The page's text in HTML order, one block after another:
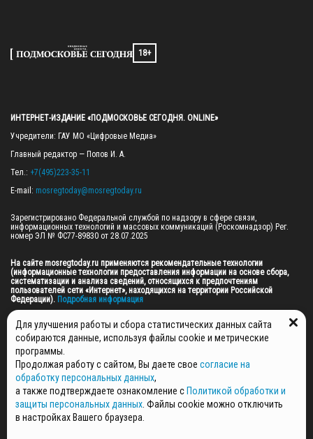
18+
ИНТЕРНЕТ-ИЗДАНИЕ «ПОДМОСКОВЬЕ СЕГОДНЯ. ONLINE»
Учредители: ГАУ МО «Цифровые Медиа»
Главный редактор — Попов И. А.
Тел.: +7(495)223-35-11
E-mail: mosregtoday@mosregtoday.ru
Зарегистрировано Федеральной службой по надзору в сфере связи,
информационных технологий и массовых коммуникаций (Роскомнадзор) Рег.
номер ЭЛ № ФС77-89830 от 28.07.2025
На сайте mosregtoday.ru применяются рекомендательные технологии
(информационные технологии предоставления информации на основе сбора,
систематизации и анализа сведений, относящихся к предпочтениям
пользователей сети «Интернет», находящихся на территории Российской
Федерации). Подробная информация
© 2026 ПРАВА НА ВСЕ МАТЕРИАЛЫ САЙТА ПРИНАДЛЕЖАТ ГАУ МО "ЦИФРОВЫЕ
МЕДИА" (ОГРН: 1255000059467).
ПОЛИТИКА ОБРАБОТКИ И ЗАЩИТЫ ПЕРСОНАЛЬНЫХ ДАННЫХ
НОВОСТИ
ГАЗЕТЫ
РЕКЛАМОДАТЕЛЯМ
Для улучшения работы и сбора статистических данных сайта
собираются данные, используя файлы cookie и метрические
программы.
Продолжая работу с сайтом, Вы даете свое согласие на
обработку персональных данных,
а также подтверждаете ознакомление с Политикой обработки и
защиты персональных данных . Файлы cookie можно отключить
в настройках Вашего браузера.